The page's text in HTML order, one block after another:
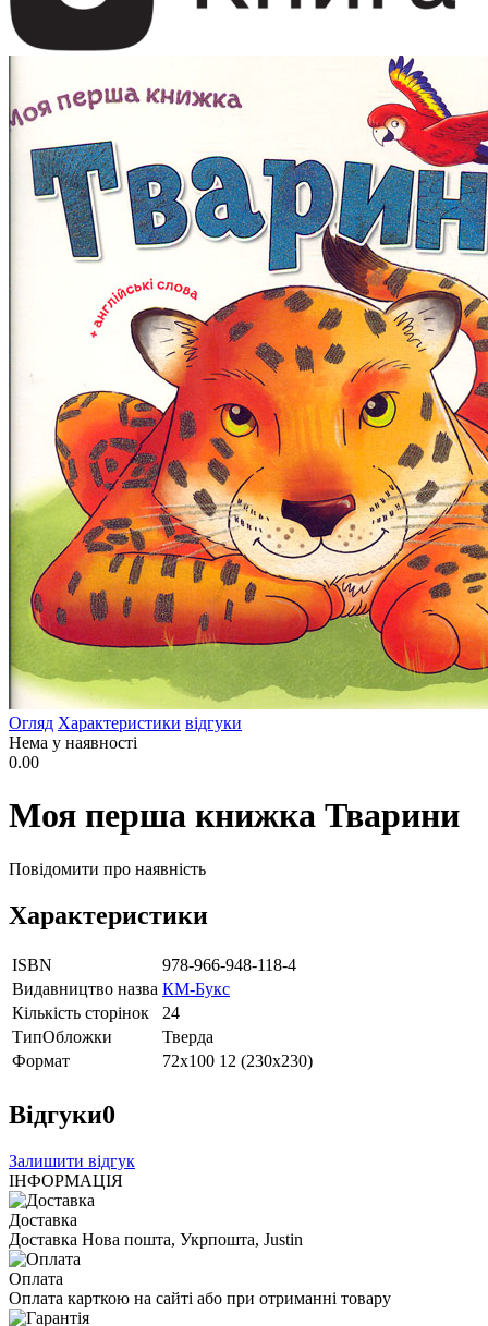
Огляд Характеристики відгуки
Нема у наявності
0.00
Моя перша книжка Тварини
Повідомити про наявність
Характеристики
ISBN
978-966-948-118-4
Видавництво назва КМ-Букс
Кількість сторінок
24
ТипОбложки
Тверда
Формат
72х100 12 (230х230)
Відгуки0
Залишити відгук
ІНФОРМАЦІЯ
Доставка
Доставка Нова пошта, Укрпошта, Justin
Оплата
Оплата карткою на сайті або при отриманні товару